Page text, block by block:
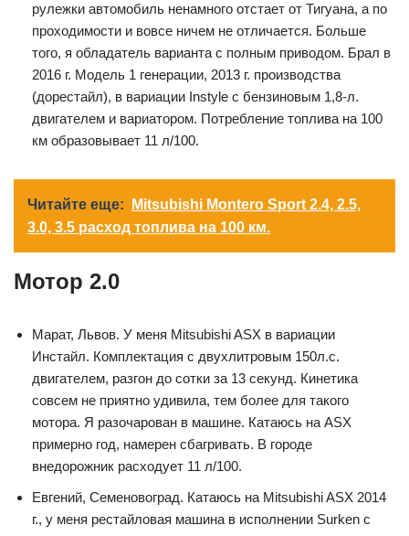
рулежки автомобиль ненамного отстает от Тигуана, а по
проходимости и вовсе ничем не отличается. Больше
того, я обладатель варианта с полным приводом. Брал в
2016 г. Модель 1 генерации, 2013 г. производства
(дорестайл), в вариации Instyle с бензиновым 1,8-л.
двигателем и вариатором. Потребление топлива на 100
км образовывает 11 л/100.
Читайте еще:
Mitsubishi Montero Sport 2.4, 2.5,
3.0, 3.5 расход топлива на 100 км.
Мотор 2.0
Марат, Львов. У меня Mitsubishi ASX в вариации
Инстайл. Комплектация с двухлитровым 150л.с.
двигателем, разгон до сотки за 13 секунд. Кинетика
совсем не приятно удивила, тем более для такого
мотора. Я разочарован в машине. Катаюсь на ASX
примерно год, намерен сбагривать. В городе
внедорожник расходует 11 л/100.
Евгений, Семеновоград. Катаюсь на Mitsubishi ASX 2014
г., у меня рестайловая машина в исполнении Surken с